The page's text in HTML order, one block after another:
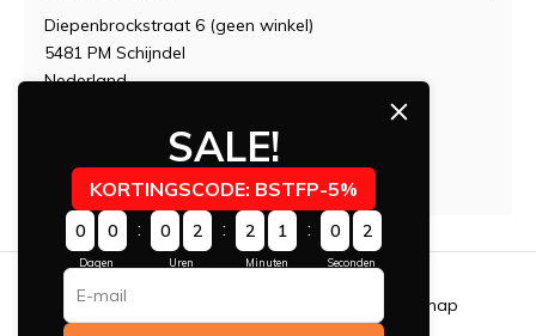
Diepenbrockstraat 6 (geen winkel)
5481 PM Schijndel
Nederland
BTW: NL1817525b01 / NL001688628B90
IBAN: A.B.N NL06 ABNA 0546 3754 56
Algemene voorwaarden Sitemap
SALE!
KORTINGSCODE: BSTFP-5%
0 0
Dagen
: 0 2
Uren
: 2 1
Minuten
: 0 1
Seconden